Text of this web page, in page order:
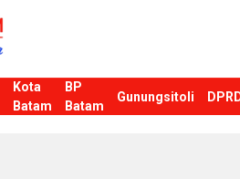
Kota
Batam
BP
Batam
Gunungsitoli